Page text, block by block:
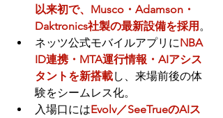
以来初で、Musco・Adamson・
Daktronics社製の最新設備を採用 。
ネッツ公式モバイルアプリにNBA
ID連携・MTA運行情報・AIアシス
タントを新搭載し、来場前後の体
験をシームレス化。
入場口にはEvolv／SeeTrueのAIス